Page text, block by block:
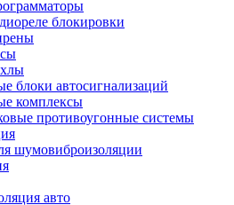
блокировки
блоки автосигнализаций
комплексы
противоугонные системы
шумовиброизоляции
авто